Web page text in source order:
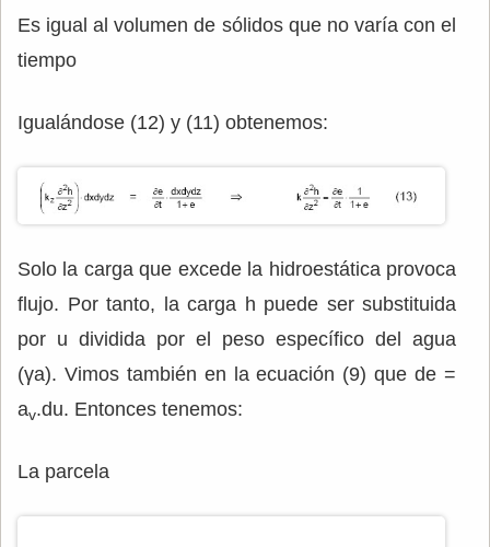
Es igual al volumen de sólidos que no varía con el
tiempo
Igualándose (12) y (11) obtenemos:
Solo la carga que excede la hidroestática provoca
flujo. Por tanto, la carga h puede ser substituida
por u dividida por el peso específico del agua
(γa). Vimos también en la ecuación (9) que de =
av.du. Entonces tenemos:
La parcela